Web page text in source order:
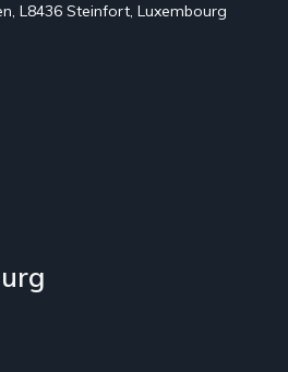
L8436 Steinfort, Luxembourg